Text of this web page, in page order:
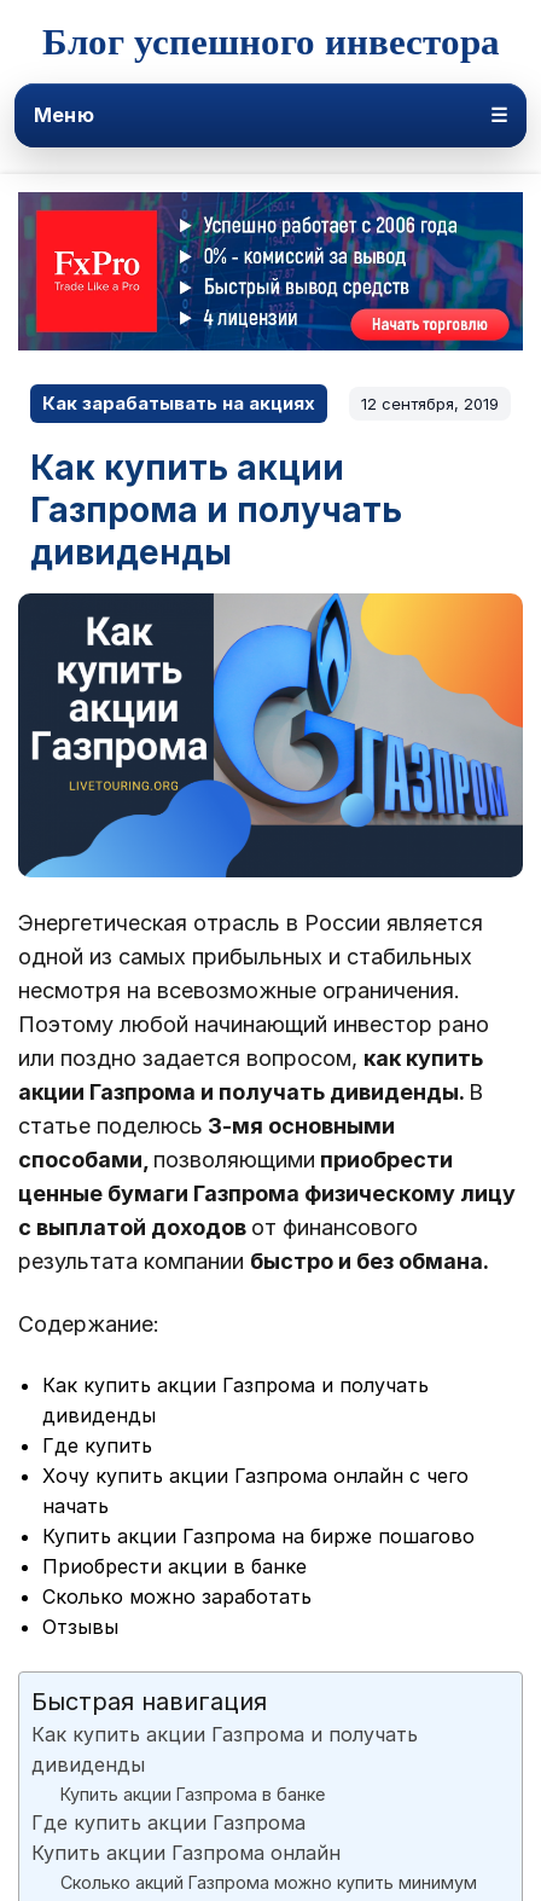
Блог успешного инвестора
Меню ☰
Как зарабатывать на акциях 12 сентября, 2019
Как купить акции
Газпрома и получать
дивиденды
Энергетическая отрасль в России является
одной из самых прибыльных и стабильных
несмотря на всевозможные ограничения.
Поэтому любой начинающий инвестор рано
или поздно задается вопросом, как купить
акции Газпрома и получать дивиденды. В
статье поделюсь 3-мя основными
способами, позволяющими приобрести
ценные бумаги Газпрома физическому лицу
с выплатой доходов от финансового
результата компании быстро и без обмана.
Содержание:
Как купить акции Газпрома и получать
дивиденды
Где купить
Хочу купить акции Газпрома онлайн с чего
начать
Купить акции Газпрома на бирже пошагово
Приобрести акции в банке
Сколько можно заработать
Отзывы
Быстрая навигация
Как купить акции Газпрома и получать
дивиденды
Купить акции Газпрома в банке
Где купить акции Газпрома
Купить акции Газпрома онлайн
Сколько акций Газпрома можно купить минимум